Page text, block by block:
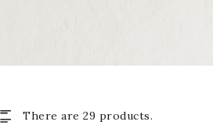
There are 29 products.